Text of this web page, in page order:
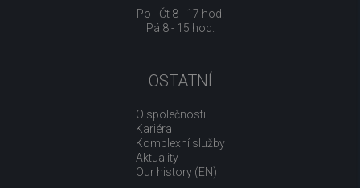
Po - Čt 8 - 17 hod.
Pá 8 - 15 hod.
OSTATNÍ
O společnosti
Kariéra
Komplexní služby
Aktuality
Our history (EN)